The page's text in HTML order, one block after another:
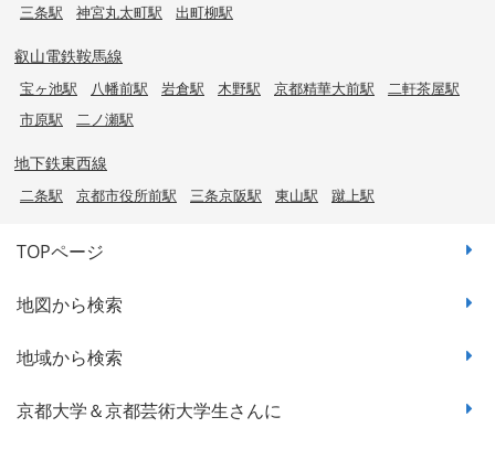
三条駅 神宮丸太町駅 出町柳駅
叡山電鉄鞍馬線
宝ヶ池駅 八幡前駅 岩倉駅 木野駅 京都精華大前駅
二軒茶屋駅
市原駅
二ノ瀬駅
地下鉄東西線
二条駅 京都市役所前駅 三条京阪駅 東山駅 蹴上駅
TOPページ
地図から検索
地域から検索
京都大学＆京都芸術大学生さんに